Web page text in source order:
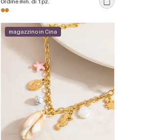
Ordine min. di 1 pz.
magazzino in Cina